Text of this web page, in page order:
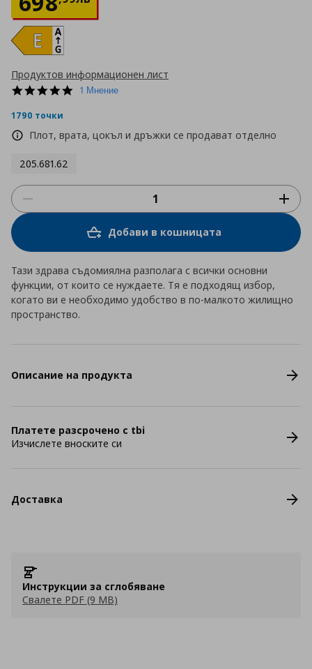
Продуктов информационен лист
5.01 Мнение
1790 точки
Плот, врата, цокъл и дръжки се продават отделно
205.681.62
Добави в кошницата
Тази здрава съдомиялна разполага с всички основни
функции, от които се нуждаете. Тя е подходящ избор,
когато ви е необходимо удобство в по-малкото жилищно
пространство.
Описание на продукта
Платете разсрочено с tbi
Изчислете вноските си
Доставка
Инструкции за сглобяване
Свалете PDF (9 MB)